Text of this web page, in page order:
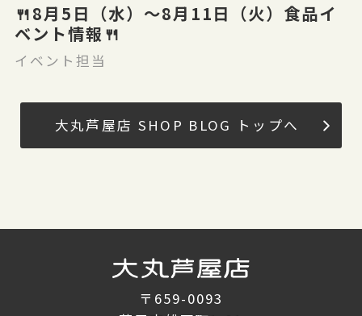
🍴8月5日（水）～8月11日（火）食品イ
ベント情報🍴
イベント担当
大丸芦屋店 SHOP BLOG トップへ
〒659-0093